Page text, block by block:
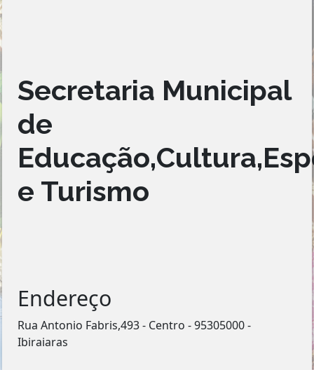
Secretaria Municipal
de
e Turismo
Endereço
Rua Antonio Fabris,493 - Centro - 95305000 -
Ibiraiaras